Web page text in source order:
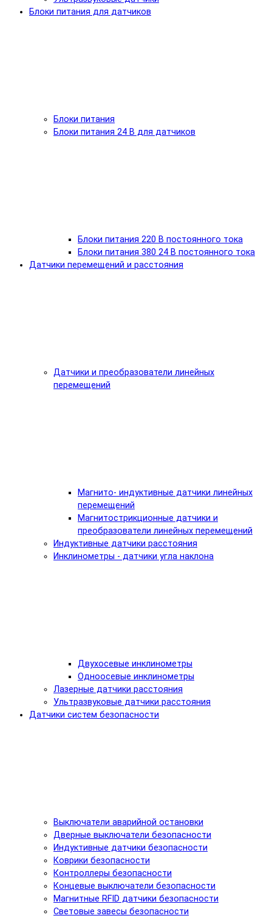
Блоки питания для датчиков
Блоки питания
Блоки питания 24 В для датчиков
Блоки питания 220 В постоянного тока
Блоки питания 380 24 В постоянного тока
Датчики перемещений и расстояния
Датчики и преобразователи линейных
перемещений
Магнито- индуктивные датчики линейных
перемещений
Магнитострикционные датчики и
преобразователи линейных перемещений
Индуктивные датчики расстояния
Инклинометры - датчики угла наклона
Двухосевые инклинометры
Одноосевые инклинометры
Лазерные датчики расстояния
Ультразвуковые датчики расстояния
Датчики систем безопасности
Выключатели аварийной остановки
Дверные выключатели безопасности
Индуктивные датчики безопасности
Коврики безопасности
Контроллеры безопасности
Концевые выключатели безопасности
Магнитные RFID датчики безопасности
Световые завесы безопасности